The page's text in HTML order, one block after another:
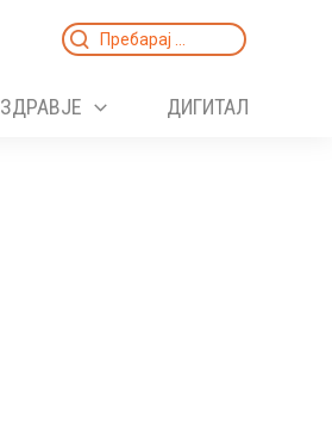
Search
ЗДРАВЈЕ ДИГИТАЛ